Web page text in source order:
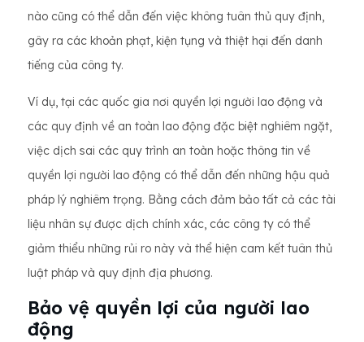
nào cũng có thể dẫn đến việc không tuân thủ quy định,
gây ra các khoản phạt, kiện tụng và thiệt hại đến danh
tiếng của công ty.
Ví dụ, tại các quốc gia nơi quyền lợi người lao động và
các quy định về an toàn lao động đặc biệt nghiêm ngặt,
việc dịch sai các quy trình an toàn hoặc thông tin về
quyền lợi người lao động có thể dẫn đến những hậu quả
pháp lý nghiêm trọng. Bằng cách đảm bảo tất cả các tài
liệu nhân sự được dịch chính xác, các công ty có thể
giảm thiểu những rủi ro này và thể hiện cam kết tuân thủ
luật pháp và quy định địa phương.
Bảo vệ quyền lợi của người lao
động